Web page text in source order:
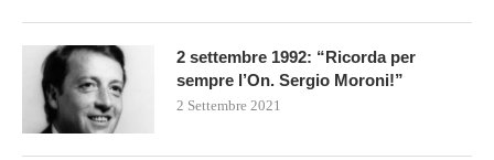
2 settembre 1992: “Ricorda per
sempre l’On. Sergio Moroni!”
2 Settembre 2021